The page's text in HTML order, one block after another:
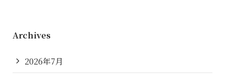
Archives
2026年7月